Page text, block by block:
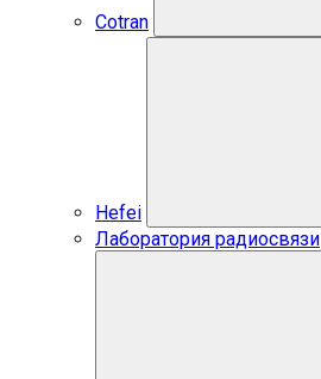
Cotran
Hefei
Лаборатория радиосвязи